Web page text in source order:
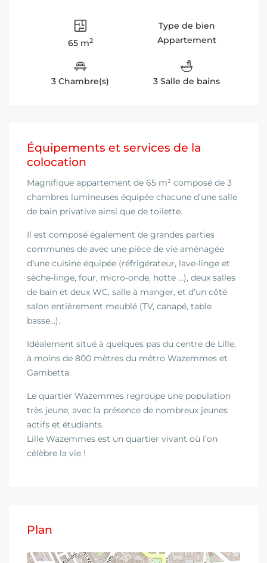
65 m2
Type de bien
Appartement
3 Chambre(s) 3 Salle de bains
Équipements et services de la
colocation
Magnifique appartement de 65 m² composé de 3
chambres lumineuses équipée chacune d’une salle
de bain privative ainsi que de toilette.
Il est composé également de grandes parties
communes de avec une pièce de vie aménagée
d’une cuisine équipée (réfrigérateur, lave-linge et
sèche-linge, four, micro-onde, hotte …), deux salles
de bain et deux WC, salle à manger, et d’un côté
salon entièrement meublé (TV, canapé, table
basse…).
Idéalement situé à quelques pas du centre de Lille,
à moins de 800 mètres du métro Wazemmes et
Gambetta.
Le quartier Wazemmes regroupe une population
très jeune, avec la présence de nombreux jeunes
actifs et étudiants.
Lille Wazemmes est un quartier vivant où l’on
célèbre la vie !
Plan